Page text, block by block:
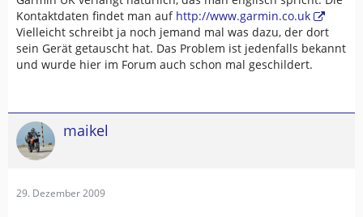
Kontaktdaten findet man auf http://www.garmin.co.uk
Vielleicht schreibt ja noch jemand mal was dazu, der dort
sein Gerät getauscht hat. Das Problem ist jedenfalls bekannt
und wurde hier im Forum auch schon mal geschildert.
maikel
29. Dezember 2009